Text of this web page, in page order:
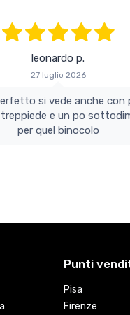
leonardo p.
27 luglio 2026
con pochissima
e un po
per quel binocolo
Punti
Pisa
Firenze